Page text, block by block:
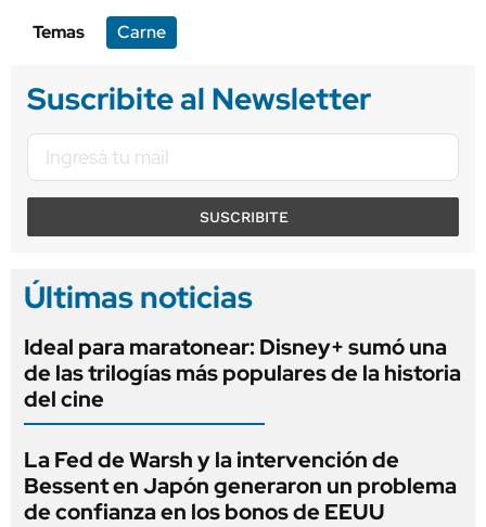
Temas
Carne
Suscribite al Newsletter
SUSCRIBITE
Últimas noticias
Ideal para maratonear: Disney+ sumó una
de las trilogías más populares de la historia
del cine
La Fed de Warsh y la intervención de
Bessent en Japón generaron un problema
de confianza en los bonos de EEUU